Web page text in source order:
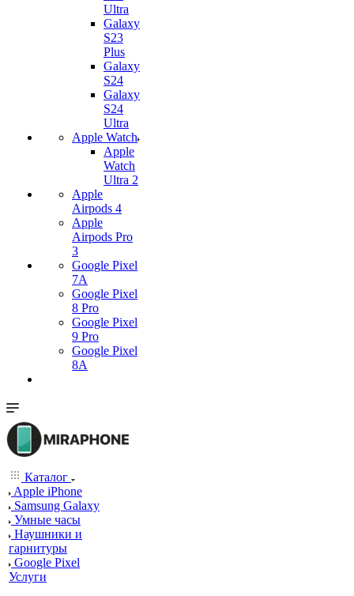
Ultra
Galaxy
S23
Plus
Galaxy
S24
Galaxy
S24
Ultra
Apple Watch
Apple
Watch
Ultra 2
Apple
Airpods 4
Apple
Airpods Pro
3
Google Pixel
7А
Google Pixel
8 Pro
Google Pixel
9 Pro
Google Pixel
8A
Каталог
Apple iPhone
Samsung Galaxy
Умные часы
Наушники и
гарнитуры
Google Pixel
Услуги